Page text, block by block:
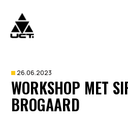
26.06.2023
WORKSHOP MET
BROGAARD